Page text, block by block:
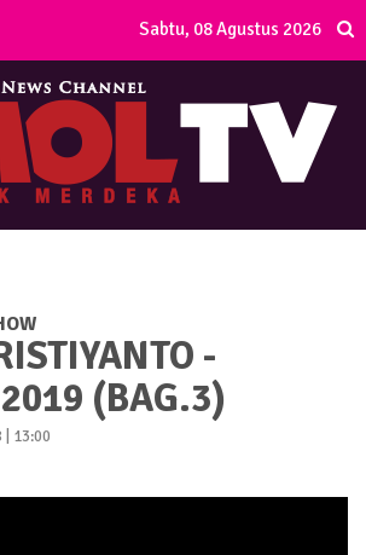
Sabtu, 08 Agustus 2026
-
(BAG.3)
| 13:00